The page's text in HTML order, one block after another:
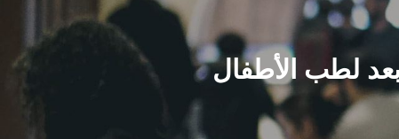
لطب الأطفال